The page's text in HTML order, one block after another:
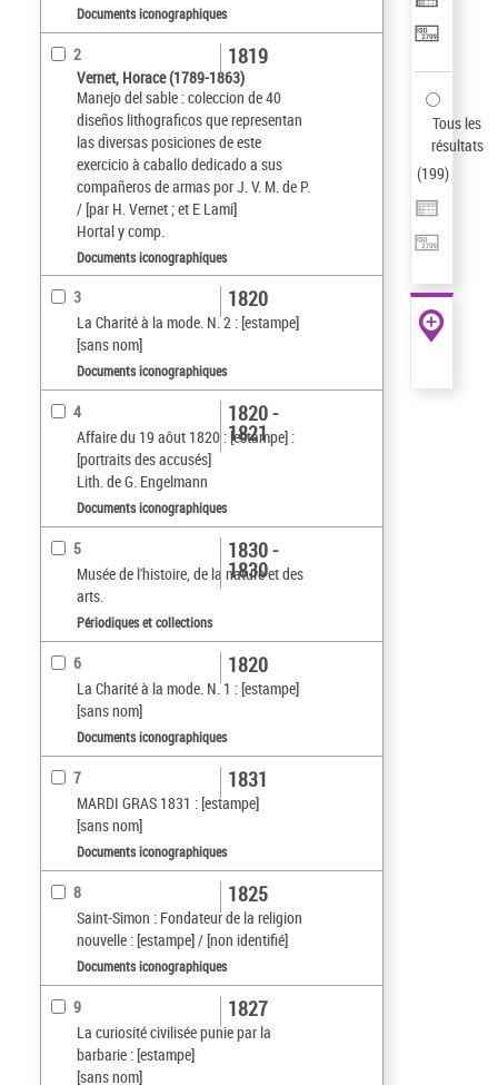
Documents iconographiques
2
Vernet, Horace (1789-1863)
Manejo del sable : coleccion de 40
diseños lithograficos que representan
las diversas posiciones de este
exercicio à caballo dedicado a sus
compañeros de armas por J. V. M. de P.
/ [par H. Vernet ; et E Lami]
Hortal y comp.
1819
Documents iconographiques
3
La Charité à la mode. N. 2 : [estampe]
[sans nom]
1820
Documents iconographiques
4
Affaire du 19 aôut 1820 : [estampe] :
[portraits des accusés]
Lith. de G. Engelmann
1820 -
1821
Documents iconographiques
5
Musée de l'histoire, de la nature et des
arts.
1830 -
1830
Périodiques et collections
6
La Charité à la mode. N. 1 : [estampe]
[sans nom]
1820
Documents iconographiques
7
MARDI GRAS 1831 : [estampe]
[sans nom]
1831
Documents iconographiques
8
Saint-Simon : Fondateur de la religion
nouvelle : [estampe] / [non identifié]
1825
Documents iconographiques
9
La curiosité civilisée punie par la
barbarie : [estampe]
[sans nom]
1827
Tous les
résultats
(199)